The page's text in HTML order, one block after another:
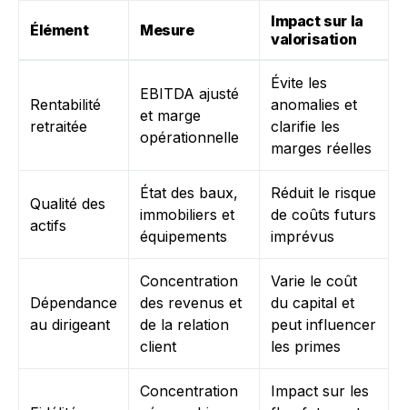
Élément Mesure
Impact sur la
valorisation
Rentabilité
retraitée
EBITDA ajusté
et marge
opérationnelle
Évite les
anomalies et
clarifie les
marges réelles
Qualité des
actifs
État des baux,
immobiliers et
équipements
Réduit le risque
de coûts futurs
imprévus
Dépendance
au dirigeant
Concentration
des revenus et
de la relation
client
Varie le coût
du capital et
peut influencer
les primes
Concentration
Impact sur les